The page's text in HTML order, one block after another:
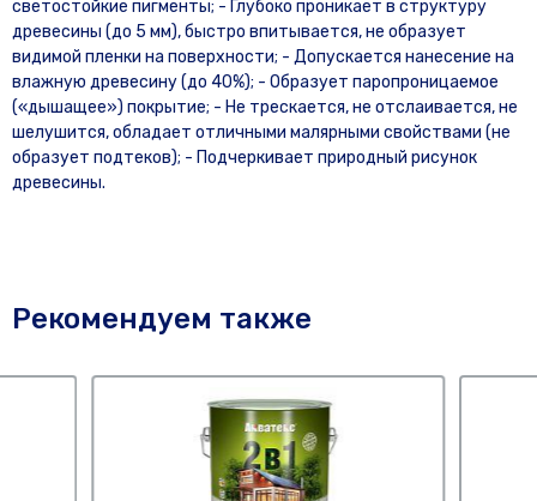
светостойкие пигменты; - Глубоко проникает в структуру
древесины (до 5 мм), быстро впитывается, не образует
видимой пленки на поверхности; - Допускается нанесение на
влажную древесину (до 40%); - Образует паропроницаемое
(«дышащее») покрытие; - Не трескается, не отслаивается, не
шелушится, обладает отличными малярными свойствами (не
образует подтеков); - Подчеркивает природный рисунок
древесины.
Рекомендуем также